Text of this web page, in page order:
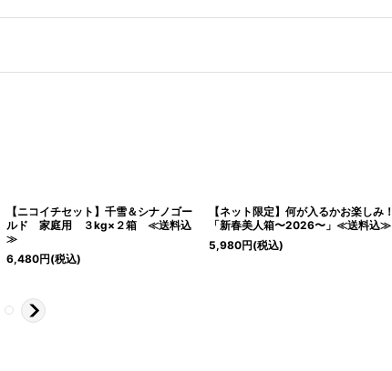
【ニコイチセット】千雪＆シナノゴー
ルド 家庭用 ３kg×２箱 ≪送料込
≫
6,480円(税込)
【ネット限定】何が入るかお楽しみ！
「新春美人箱〜2026〜」≪送料込≫
5,980円(税込)